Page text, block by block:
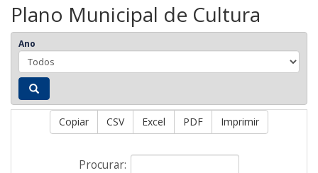
Plano Municipal de Cultura
Ano
Copiar CSV Excel PDF Imprimir
Procurar: